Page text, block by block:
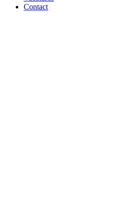
Contact